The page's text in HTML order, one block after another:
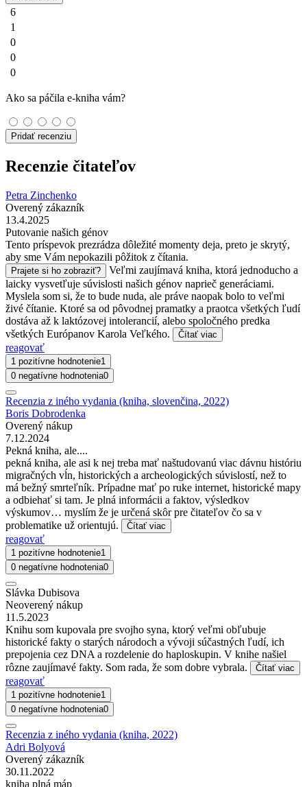
6
1
0
0
0
Ako sa páčila e-kniha vám?
Pridať recenziu
Recenzie čitateľov
Petra Zinchenko
Overený zákazník
13.4.2025
Putovanie našich génov
Tento príspevok prezrádza dôležité momenty deja, preto je skrytý,
aby sme Vám nepokazili pôžitok z čítania.
Prajete si ho zobraziť?
Veľmi zaujímavá kniha, ktorá jednoducho a
laicky vysvetľuje súvislosti našich génov naprieč generáciami.
Myslela som si, že to bude nuda, ale práve naopak bolo to veľmi
živé čítanie. Ktoré sa od pôvodnej pramatky a praotca všetkých ľudí
dostáva až k laktózovej intolerancií, alebo spoločného predka
všetkých Európanov Karola Veľkého.
Čítať viac
reagovať
1 pozitívne hodnotenie1
0 negatívne hodnotenia0
Recenzia z iného vydania (kniha, slovenčina, 2022)
Boris Dobrodenka
Overený nákup
7.12.2024
Pekná kniha, ale....
pekná kniha, ale asi k nej treba mať naštudovanú viac dávnu históriu
migračných vĺn, historických a archeologických súvislostí, než to
má bežný smrteľník. Prípadne mať po ruke internet, historické mapy
a odbiehať si tam. Je plná informácii a faktov, výsledkov
výskumov… myslím že je určená skôr pre čitateľov čo sa v
problematike už orientujú.
Čítať viac
reagovať
1 pozitívne hodnotenie1
0 negatívne hodnotenia0
Slávka Dubisova
Neoverený nákup
11.5.2023
Knihu som kupovala pre svojho syna, ktorý veľmi obľubuje
historické fakty o starých národoch a vývoji súčastných ľudí, ich
prepojenia cez DNA a rozdelenie do haploskupin. V knihe našiel
rôzne zaujímavé fakty. Som rada, že som dobre vybrala.
Čítať viac
reagovať
1 pozitívne hodnotenie1
0 negatívne hodnotenia0
Recenzia z iného vydania (kniha, 2022)
Adri Bolyová
Overený zákazník
30.11.2022
kniha plná máp